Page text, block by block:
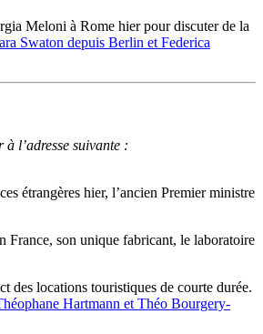
Meloni à Rome hier pour discuter de la
Swaton depuis Berlin et Federica
l’adresse suivante :
étrangères hier, l’ancien Premier ministre
France, son unique fabricant, le laboratoire
des locations touristiques de courte durée.
Hartmann et Théo Bourgery-